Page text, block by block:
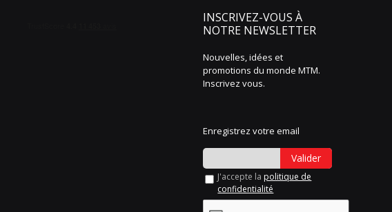
INSCRIVEZ-VOUS À
NOTRE NEWSLETTER
Nouvelles, idées et
promotions du monde MTM.
Inscrivez vous.
Enregistrez votre email
Valider
J'accepte la politique de
confidentialité